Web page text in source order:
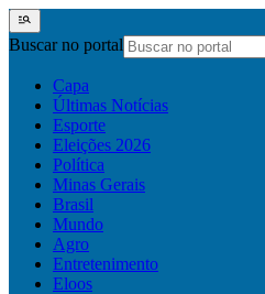
Buscar no portal
Capa
Últimas Notícias
Esporte
Eleições 2026
Política
Minas Gerais
Brasil
Mundo
Agro
Entretenimento
Eloos